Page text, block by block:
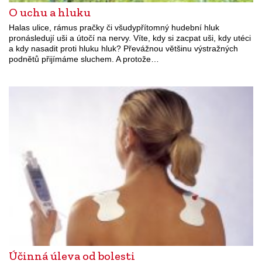
O uchu a hluku
Halas ulice, rámus pračky či všudypřítomný hudební hluk
pronásledují uši a útočí na nervy. Víte, kdy si zacpat uši, kdy utéci
a kdy nasadit proti hluku hluk? Převážnou většinu výstražných
podnětů přijímáme sluchem. A protože…
Účinná úleva od bolesti